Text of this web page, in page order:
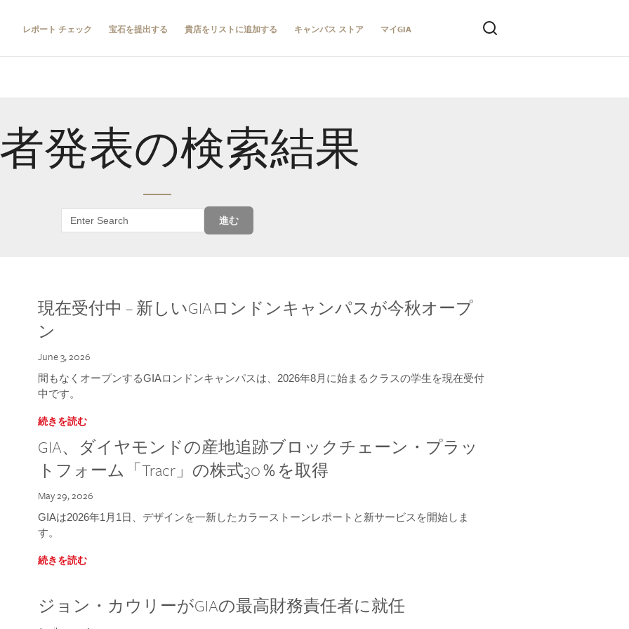
レポート チェック 宝石を提出する 貴店をリストに追加する キャンパス ストア マイGIA
発表の検索結果
進む
現在受付中 – 新しいGIAロンドンキャンパスが今秋オープ
ン
June 3, 2026
間もなくオープンするGIAロンドンキャンパスは、2026年8月に始まるクラスの学生を現在受付
中です。
続きを読む
GIA、ダイヤモンドの産地追跡ブロックチェーン・プラッ
トフォーム「Tracr」の株式30％を取得
May 29, 2026
GIAは2026年1月1日、デザインを一新したカラーストーンレポートと新サービスを開始しま
す。
続きを読む
ジョン・カウリーがGIAの最高財務責任者に就任